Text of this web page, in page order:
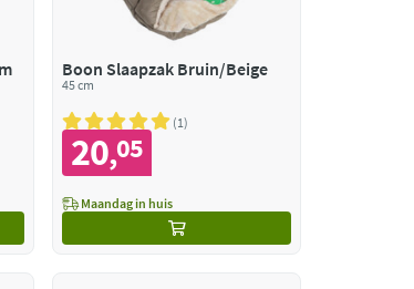
Boon Slaapzak Bruin/Beige
45 cm
1
20,05
Maandag in huis